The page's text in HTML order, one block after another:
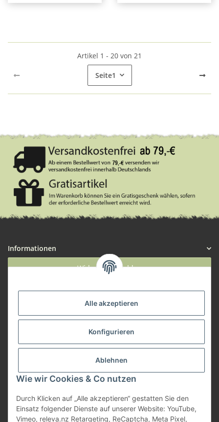
Alle akzeptieren
Konfigurieren
Ablehnen
Wie wir Cookies & Co nutzen
Durch Klicken auf „Alle akzeptieren“ gestatten Sie den
Einsatz folgender Dienste auf unserer Website: YouTube,
Vimeo, releva.nz Retargeting, ReCaptcha, Meta Pixel,
Artikel 1 - 20 von 21
Seite1
Informationen
Widerruf anmelden
Zahlungsmöglichkeiten